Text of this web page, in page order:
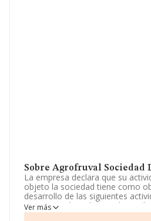
Sobre Agrofruval Sociedad
La empresa declara que su
objeto la sociedad tiene como
desarrollo de las siguientes
por mayor de todo tipo de
así como su manipulación,
Ver más